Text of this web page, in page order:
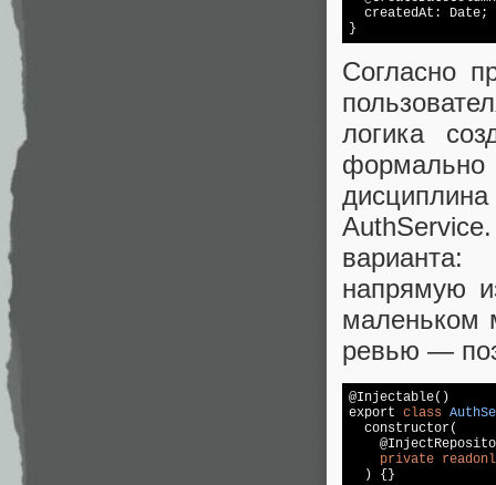
  createdAt: Date;
Согласно
логика
формально
напрямую
маленьком
ревью —
@Injectable()
export class
  constructor(
private
  ) {}